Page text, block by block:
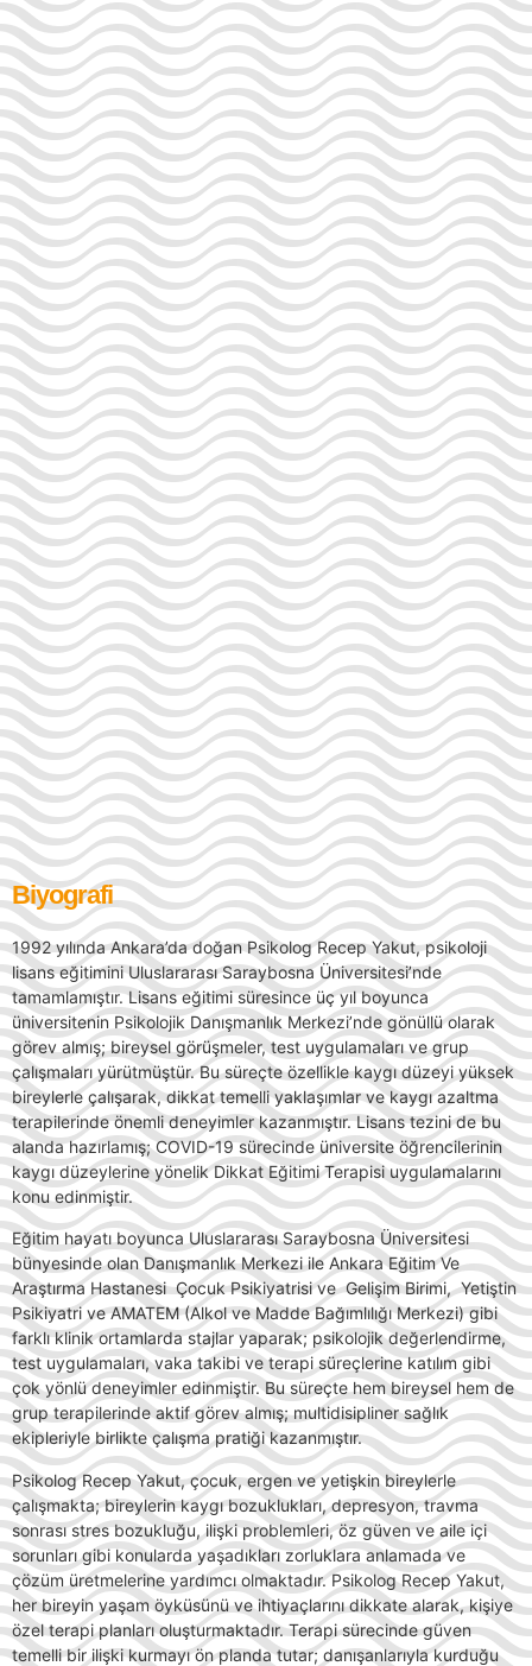
Biyografi
1992 yılında Ankara’da doğan Psikolog Recep Yakut, psikoloji
lisans eğitimini Uluslararası Saraybosna Üniversitesi’nde
tamamlamıştır. Lisans eğitimi süresince üç yıl boyunca
üniversitenin Psikolojik Danışmanlık Merkezi’nde gönüllü olarak
görev almış; bireysel görüşmeler, test uygulamaları ve grup
çalışmaları yürütmüştür. Bu süreçte özellikle kaygı düzeyi yüksek
bireylerle çalışarak, dikkat temelli yaklaşımlar ve kaygı azaltma
terapilerinde önemli deneyimler kazanmıştır. Lisans tezini de bu
alanda hazırlamış; COVID-19 sürecinde üniversite öğrencilerinin
kaygı düzeylerine yönelik Dikkat Eğitimi Terapisi uygulamalarını
konu edinmiştir.
Eğitim hayatı boyunca Uluslararası Saraybosna Üniversitesi
bünyesinde olan Danışmanlık Merkezi ile Ankara Eğitim Ve
Araştırma Hastanesi Çocuk Psikiyatrisi ve Gelişim Birimi, Yetiştin
Psikiyatri ve AMATEM (Alkol ve Madde Bağımlılığı Merkezi) gibi
farklı klinik ortamlarda stajlar yaparak; psikolojik değerlendirme,
test uygulamaları, vaka takibi ve terapi süreçlerine katılım gibi
çok yönlü deneyimler edinmiştir. Bu süreçte hem bireysel hem de
grup terapilerinde aktif görev almış; multidisipliner sağlık
ekipleriyle birlikte çalışma pratiği kazanmıştır.
Psikolog Recep Yakut, çocuk, ergen ve yetişkin bireylerle
çalışmakta; bireylerin kaygı bozuklukları, depresyon, travma
sonrası stres bozukluğu, ilişki problemleri, öz güven ve aile içi
sorunları gibi konularda yaşadıkları zorluklara anlamada ve
çözüm üretmelerine yardımcı olmaktadır. Psikolog Recep Yakut,
her bireyin yaşam öyküsünü ve ihtiyaçlarını dikkate alarak, kişiye
özel terapi planları oluşturmaktadır. Terapi sürecinde güven
temelli bir ilişki kurmayı ön planda tutar; danışanlarıyla kurduğu